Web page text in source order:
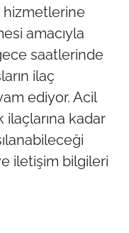
hizmetlerine
amacıyla
saatlerinde
ilaç
ediyor. Acil
kadar
iletişim bilgileri